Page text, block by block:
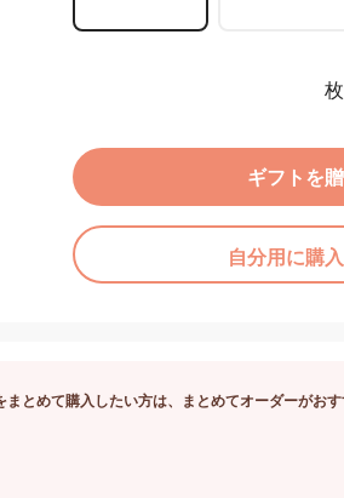
ギフトを
自分用に購
まとめて購入したい方は、まとめてオーダーがお